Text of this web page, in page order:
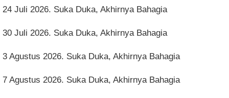
24 Juli 2026. Suka Duka, Akhirnya Bahagia
30 Juli 2026. Suka Duka, Akhirnya Bahagia
3 Agustus 2026. Suka Duka, Akhirnya Bahagia
7 Agustus 2026. Suka Duka, Akhirnya Bahagia